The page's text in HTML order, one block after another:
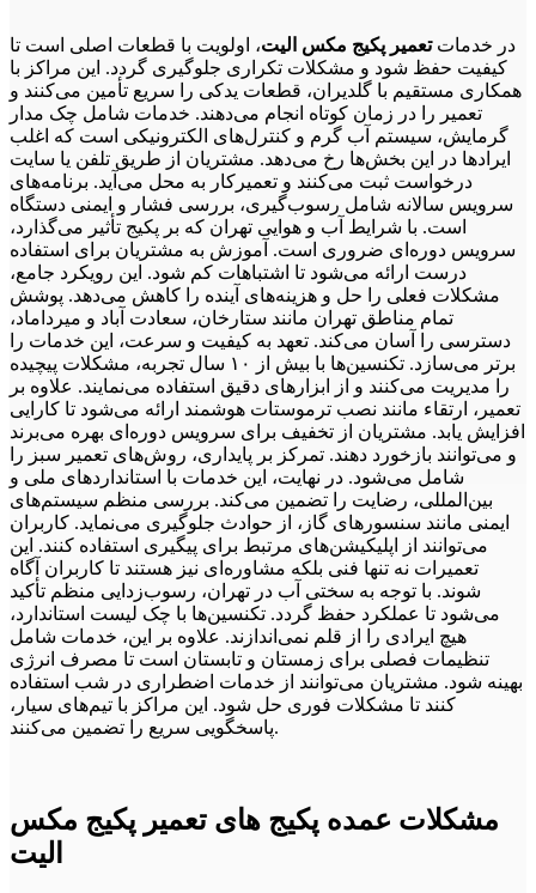
به همشهریان عزیز خود می باشد.
همچنین جهت تعمیر پکیج مکس الیت در البرز(کرج)، شهریار، شهر
قدس، صفاشهر و صفادشت، اندیشه، فردیسنیز همکاران ما در
24تعمیر پاسخگوی نیازهای شما عزیزان خواهند بود.
24تعمیر تلاش کرده است تا با جذب کارشناسان مجرب و متخصص
در زمنیه
تعمیر پکیج مکس الیت
در حومه شهر تهران و استان تهران پاسخگوی خدمات تعمیر و نصب
لوازم خانگی در شهرهایشهرری، اسلامشهر، چهاردانگه، گلستان،
باشد .
در خدماتتعمیر پکیج مکس الیت، اولویت با قطعات اصلی است تا
کیفیت حفظ شود و مشکلات تکراری جلوگیری گردد. این مراکز با
همکاری مستقیم با گلدیران، قطعات یدکی را سریع تأمین می‌کنند و
تعمیر را در زمان کوتاه انجام می‌دهند. خدمات شامل چک مدار
گرمایش، سیستم آب گرم و کنترل‌های الکترونیکی است که اغلب
ایرادها در این بخش‌ها رخ می‌دهد. مشتریان از طریق تلفن یا سایت
درخواست ثبت می‌کنند و تعمیرکار به محل می‌آید. برنامه‌های
سرویس سالانه شامل رسوب‌گیری، بررسی فشار و ایمنی دستگاه
است. با شرایط آب و هوایی تهران که بر پکیج تأثیر می‌گذارد،
سرویس دوره‌ای ضروری است. آموزش به مشتریان برای استفاده
درست ارائه می‌شود تا اشتباهات کم شود. این رویکرد جامع،
مشکلات فعلی را حل و هزینه‌های آینده را کاهش می‌دهد. پوشش
تمام مناطق تهران مانند ستارخان، سعادت آباد و میرداماد،
دسترسی را آسان می‌کند. تعهد به کیفیت و سرعت، این خدمات را
برتر می‌سازد. تکنسین‌ها با بیش از ۱۰ سال تجربه، مشکلات پیچیده
را مدیریت می‌کنند و از ابزارهای دقیق استفاده می‌نمایند. علاوه بر
تعمیر، ارتقاء مانند نصب ترموستات هوشمند ارائه می‌شود تا کارایی
افزایش یابد. مشتریان از تخفیف برای سرویس دوره‌ای بهره می‌برند
و می‌توانند بازخورد دهند. تمرکز بر پایداری، روش‌های تعمیر سبز را
شامل می‌شود. در نهایت، این خدمات با استانداردهای ملی و
بین‌المللی، رضایت را تضمین می‌کند. بررسی منظم سیستم‌های
ایمنی مانند سنسورهای گاز، از حوادث جلوگیری می‌نماید. کاربران
می‌توانند از اپلیکیشن‌های مرتبط برای پیگیری استفاده کنند. این
تعمیرات نه تنها فنی بلکه مشاوره‌ای نیز هستند تا کاربران آگاه
شوند. با توجه به سختی آب در تهران، رسوب‌زدایی منظم تأکید
می‌شود تا عملکرد حفظ گردد. تکنسین‌ها با چک لیست استاندارد،
هیچ ایرادی را از قلم نمی‌اندازند. علاوه بر این، خدمات شامل
تنظیمات فصلی برای زمستان و تابستان است تا مصرف انرژی
بهینه شود. مشتریان می‌توانند از خدمات اضطراری در شب استفاده
کنند تا مشکلات فوری حل شود. این مراکز با تیم‌های سیار،
پاسخگویی سریع را تضمین می‌کنند.
مشکلات عمده پکیج های تعمیر پکیج مکس
الیت